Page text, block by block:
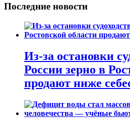
Последние новости
Из-за остановки
России зерно в
продают ниже